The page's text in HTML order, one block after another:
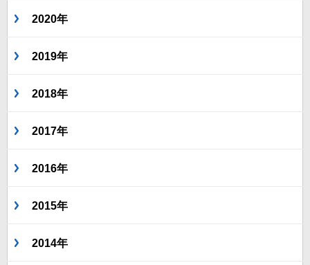
2020年
2019年
2018年
2017年
2016年
2015年
2014年